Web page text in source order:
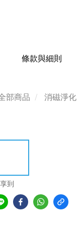
條款與細則
部商品 消磁淨化
到